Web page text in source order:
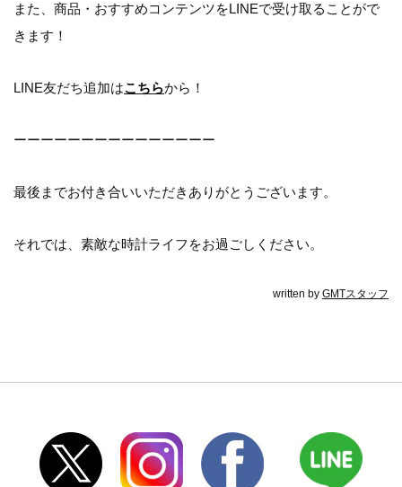
また、商品・おすすめコンテンツをLINEで受け取ることがで
きます！
LINE友だち追加はこちらから！
ーーーーーーーーーーーーーーー
最後までお付き合いいただきありがとうございます。
それでは、素敵な時計ライフをお過ごしください。
written by GMTスタッフ